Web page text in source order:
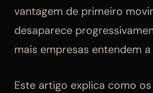
vantagem de primeiro
desaparece
mais empresas entendem
Este artigo explica como